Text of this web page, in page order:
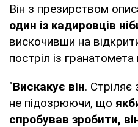
Він з презирством
один із кадировців
вискочивши на
постріл із гранатомета
"Вискакує він. Стріляє
не підозрюючи, що
спробував зробити,